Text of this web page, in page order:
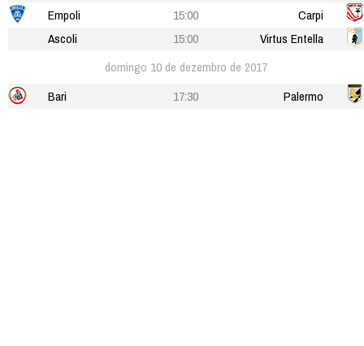
Empoli
15:00
Carpi
Ascoli
15:00
Virtus Entella
domingo 10 de dezembro de 2017
Bari
17:30 Palermo